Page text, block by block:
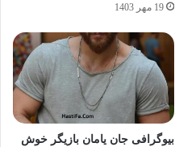
19 مهر 1403
بیوگرافی جان یامان بازیگر خوش